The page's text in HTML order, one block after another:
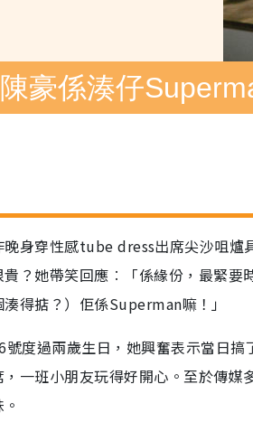
豪係湊仔
身穿性感tube dress出席尖沙咀
？她帶笑回應︰「係緣份，最緊要
得掂？）佢係Superman嘛！」
號度過兩歲生日，她興奮表示當日
一班小朋友玩得好開心。至於傳